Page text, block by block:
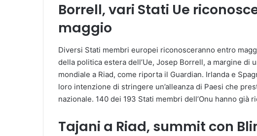
Borrell, vari Stati Ue
maggio
Diversi Stati membri europei riconosceranno entro
della politica estera dell’Ue, Josep Borrell, a margine di
mondiale a Riad, come riporta il Guardian. Irlanda e
loro intenzione di stringere un’alleanza di Paesi che
nazionale. 140 dei 193 Stati membri dell’Onu hanno già
Tajani a Riad, summit con